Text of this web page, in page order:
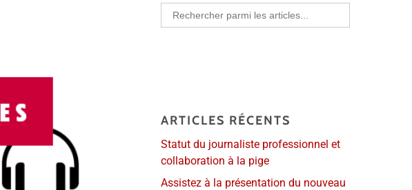
Search
for:
ARTICLES RÉCENTS
Statut du journaliste professionnel et
collaboration à la pige
Assistez à la présentation du nouveau